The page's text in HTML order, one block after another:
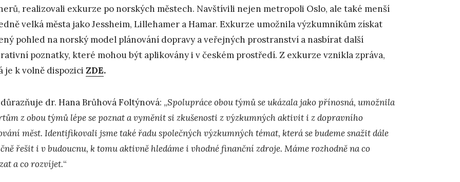
realizovali exkurze po norských městech. Navštívili nejen metropoli Oslo, ale také menší
velká města jako Jessheim, Lillehamer a Hamar. Exkurze umožnila výzkumníkům získat
pohled na norský model plánování dopravy a veřejných prostranství a nasbírat další
poznatky, které mohou být aplikovány i v českém prostředí. Z exkurze vznikla zpráva,
je k volně dispozici ZDE.
dr. Hana Brůhová Foltýnová: „Spolupráce obou týmů se ukázala jako přínosná, umožnila
z obou týmů lépe se poznat a vyměnit si zkušenosti z výzkumných aktivit i z dopravního
měst. Identifikovali jsme také řadu společných výzkumných témat, která se budeme snažit dále
řešit i v budoucnu, k tomu aktivně hledáme i vhodné finanční zdroje. Máme rozhodně na co
a co rozvíjet.“